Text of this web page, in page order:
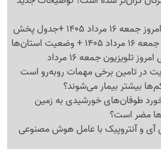
1405 +جدول پخش
استان‌ها
تلویزیون جمعه 16 مرداد
در تامین برخی مهمات روبه‌رو است
بیشتر بیمار می‌شوند؟
طوفان‌های خورشیدی به زمین
مضر است؟
آی و آنتروپیک با عامل هوش مصنوعی